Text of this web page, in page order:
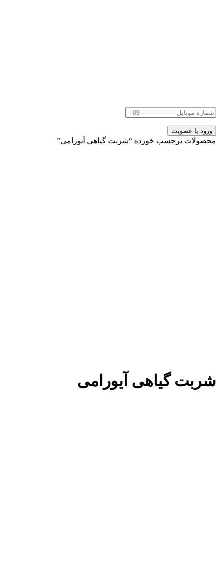
محصولات برچسب خورده “شربت گیاهی آیورامی”
شربت گیاهی آیورامی